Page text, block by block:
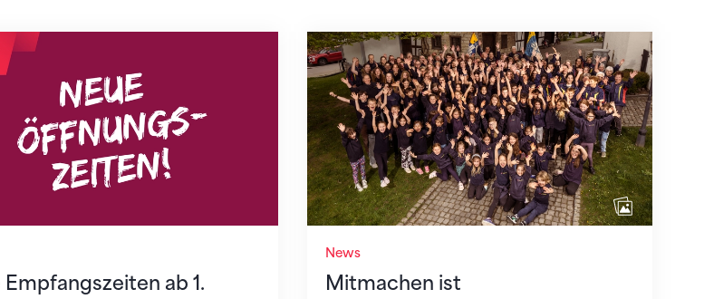
Empfangszeiten ab 1.
ab 1. August 2026
News
Mitmachen ist
Mitmachen ist selbstverständlich